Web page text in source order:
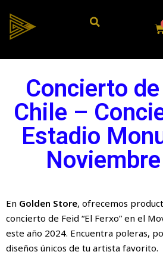
Concierto
Chile –
Estadio
En Golden Store, ofrecemos
concierto de Feid “El Ferxo” en el
este año 2024. Encuentra poleras,
diseños únicos de tu artista favorito.